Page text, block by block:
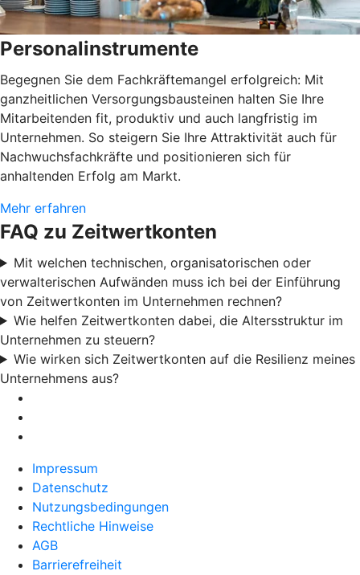
Personalinstrumente
Begegnen Sie dem Fachkräftemangel erfolgreich: Mit
ganzheitlichen Versorgungsbausteinen halten Sie Ihre
Mitarbeitenden fit, produktiv und auch langfristig im
Unternehmen. So steigern Sie Ihre Attraktivität auch für
Nachwuchsfachkräfte und positionieren sich für
anhaltenden Erfolg am Markt.
Mehr erfahren
FAQ zu Zeitwertkonten
Mit welchen technischen, organisatorischen oder
verwalterischen Aufwänden muss ich bei der Einführung
von Zeitwertkonten im Unternehmen rechnen?
Wie helfen Zeitwertkonten dabei, die Altersstruktur im
Unternehmen zu steuern?
Wie wirken sich Zeitwertkonten auf die Resilienz meines
Unternehmens aus?
Impressum
Datenschutz
Nutzungsbedingungen
Rechtliche Hinweise
AGB
Barrierefreiheit